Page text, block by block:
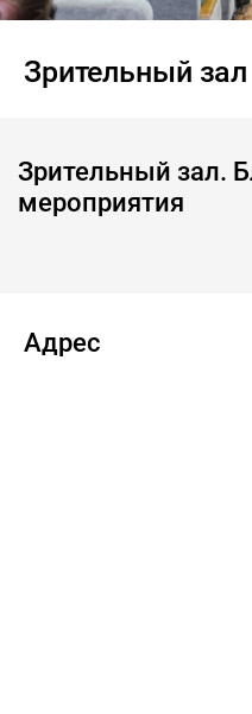
Зрительный зал
Зрительный зал.
мероприятия
Адрес